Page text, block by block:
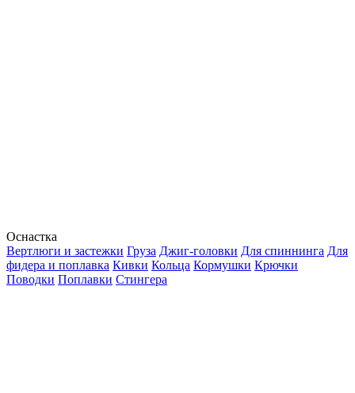
Оснастка
Вертлюги и застежки Груза Джиг-головки Для спиннинга Для
фидера и поплавка Кивки Кольца Кормушки Крючки
Поводки Поплавки Стингера